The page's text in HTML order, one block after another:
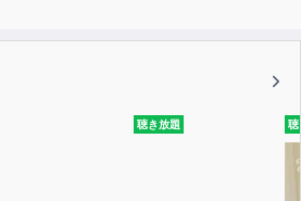
より First published in the Strand
聴き放題 聴